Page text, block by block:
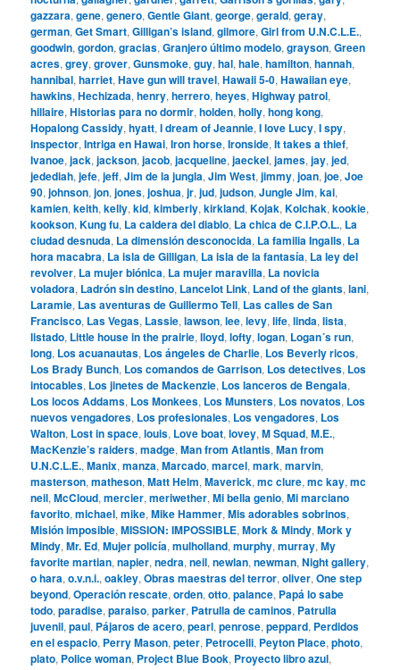
gazzara,gene,genero,Gentle Giant,george,gerald,geray,
german,Get Smart,Gilligan’s island,gilmore,Girl from U.N.C.L.E.,
goodwin,gordon,gracias,Granjero último modelo,grayson,Green
acres,grey,grover,Gunsmoke,guy,hal,hale,hamilton,hannah,
hannibal,harriet,Have gun will travel,Hawaii 5-0,Hawaiian eye,
hawkins,Hechizada,henry,herrero,heyes,Highway patrol,
hillaire,Historias para no dormir,holden,holly,hong kong,
Hopalong Cassidy,hyatt,I dream of Jeannie,I love Lucy,I spy,
inspector,Intriga en Hawai,Iron horse,Ironside,It takes a thief,
Ivanoe,jack,jackson,jacob,jacqueline,jaeckel,james,jay,jed,
jedediah,jefe,jeff,Jim de la jungla,Jim West,jimmy,joan,joe,Joe
90,johnson,jon,jones,joshua,jr,jud,judson,Jungle Jim,kai,
kamien,keith,kelly,kid,kimberly,kirkland,Kojak,Kolchak,kookie,
kookson,Kung fu, La caldera del diablo, La chica de C.I.P.O.L., La
ciudad desnuda, La dimensión desconocida, La familia Ingalls, La
hora macabra, La isla de Gilligan, La isla de la fantasía, La ley del
revolver, La mujer biónica, La mujer maravilla, La novicia
voladora, Ladrón sin destino, Lancelot Link, Land of the giants,lani,
Laramie, Las aventuras de Guillermo Tell, Las calles de San
Francisco, Las Vegas, Lassie,lawson,lee,levy,life,linda,lista,
listado, Little house in the prairie,lloyd,lofty,logan, Logan´s run,
long, Los acuanautas, Los ángeles de Charlie, Los Beverly ricos,
Los Brady Bunch, Los comandos de Garrison, Los detectives, Los
intocables, Los jinetes de Mackenzie, Los lanceros de Bengala,
Los locos Addams, Los Monkees, Los Munsters, Los novatos, Los
nuevos vengadores, Los profesionales, Los vengadores, Los
Walton, Lost in space,louis, Love boat,lovey,M Squad,M.E.,
MacKenzie’s raiders,madge,Man from Atlantis,Man from
U.N.C.L.E.,Manix,manza,Marcado,marcel,mark,marvin,
masterson,matheson,Matt Helm,Maverick,mc clure,mc kay,mc
neil,McCloud,mercier,meriwether,Mi bella genio,Mi marciano
favorito,michael,mike,Mike Hammer,Mis adorables sobrinos,
Misión imposible,MISSION: IMPOSSIBLE,Mork & Mindy,Mork y
Mindy,Mr. Ed,Mujer policía,mulholland,murphy,murray,My
favorite martian,napier,nedra,neil,newlan,newman,Night gallery,
o hara,o.v.n.i.,oakley,Obras maestras del terror,oliver,One step
beyond,Operación rescate,orden,otto,palance, Papá lo sabe
todo,paradise,paraiso,parker, Patrulla de caminos, Patrulla
juvenil,paul, Pájaros de acero,pearl,penrose,peppard, Perdidos
en el espacio, Perry Mason,peter, Petrocelli, Peyton Place,photo,
plato, Police woman, Project Blue Book, Proyecto libro azul,